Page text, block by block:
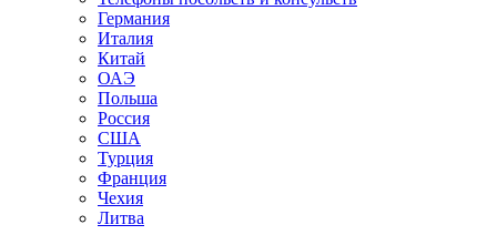
Германия
Италия
Китай
ОАЭ
Польша
Россия
США
Турция
Франция
Чехия
Литва